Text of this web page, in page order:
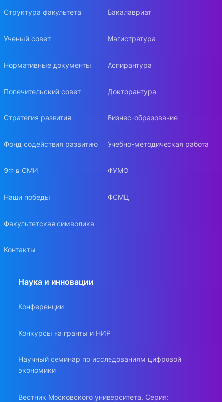
Структура факультета
Ученый совет
Нормативные документы
Попечительский совет
Стратегия развития
Фонд содействия развитию
ЭФ в СМИ
Наши победы
Факультетская символика
Контакты
Бакалавриат
Магистратура
Аспирантура
Докторантура
Бизнес-образование
Учебно-методическая работа
ФУМО
ФСМЦ
Наука и инновации
Конференции
Конкурсы на гранты и НИР
Научный семинар по исследованиям цифровой
экономики
Вестник Московского университета. Серия: